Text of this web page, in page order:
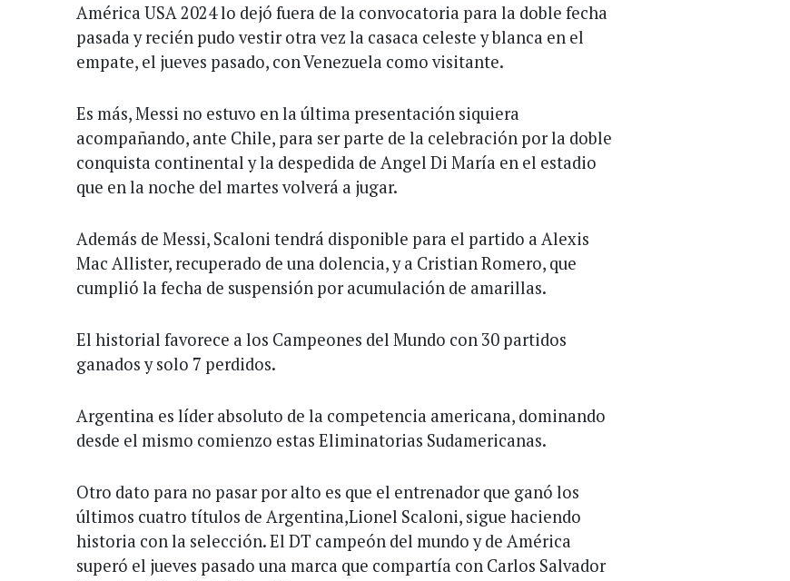
América USA 2024 lo dejó fuera de la convocatoria para la doble fecha
pasada y recién pudo vestir otra vez la casaca celeste y blanca en el
empate, el jueves pasado, con Venezuela como visitante.
Es más, Messi no estuvo en la última presentación siquiera
acompañando, ante Chile, para ser parte de la celebración por la doble
conquista continental y la despedida de Angel Di María en el estadio
que en la noche del martes volverá a jugar.
Además de Messi, Scaloni tendrá disponible para el partido a Alexis
Mac Allister, recuperado de una dolencia, y a Cristian Romero, que
cumplió la fecha de suspensión por acumulación de amarillas.
El historial favorece a los Campeones del Mundo con 30 partidos
ganados y solo 7 perdidos.
Argentina es líder absoluto de la competencia americana, dominando
desde el mismo comienzo estas Eliminatorias Sudamericanas.
Otro dato para no pasar por alto es que el entrenador que ganó los
últimos cuatro títulos de Argentina,Lionel Scaloni, sigue haciendo
historia con la selección. El DT campeón del mundo y de América
superó el jueves pasado una marca que compartía con Carlos Salvador